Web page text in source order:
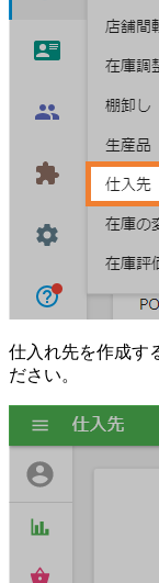
仕入れ先を作成す
ださい。